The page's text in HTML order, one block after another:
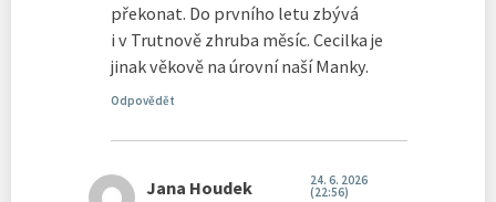
překonat. Do prvního letu zbývá
i v Trutnově zhruba měsíc. Cecilka je
jinak věkově na úrovní naší Manky.
Odpovědět
Jana Houdek
24. 6. 2026
(22:56)